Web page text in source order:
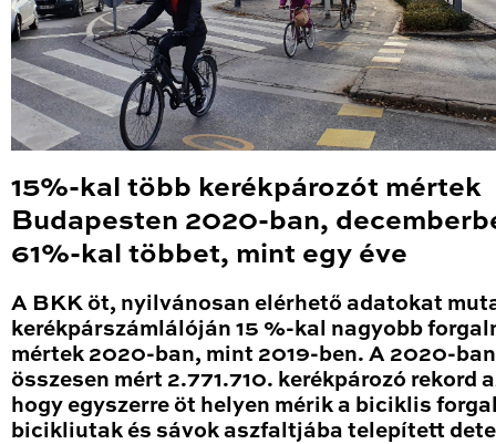
15%-kal több kerékpározót mértek
Budapesten 2020-ban,
61%-kal többet, mint egy éve
A BKK öt, nyilvánosan elérhető adatokat
kerékpárszámlálóján 15 %-kal nagyobb
mértek 2020-ban, mint 2019-ben. A 2020-ban
összesen mért 2.771.710. kerékpározó rekord
hogy egyszerre öt helyen mérik a biciklis
bicikliutak és sávok aszfaltjába telepített